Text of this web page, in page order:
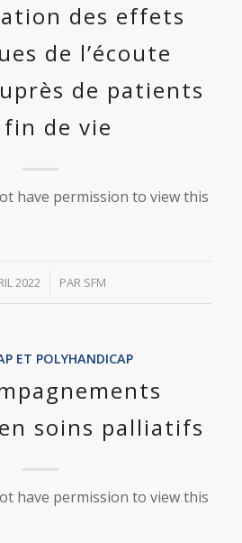
des effets
de l’écoute
de patients
de vie
have permission to view this
2022 PAR SFM
ET POLYHANDICAP
soins palliatifs
have permission to view this